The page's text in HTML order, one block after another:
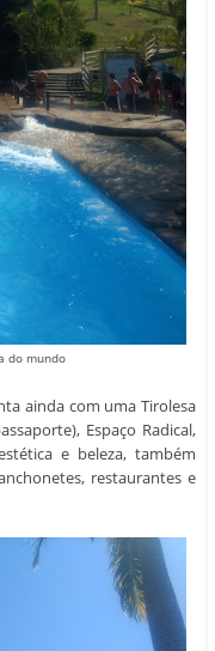
do mundo
ainda com uma Tirolesa
Espaço Radical,
e beleza, também
restaurantes e